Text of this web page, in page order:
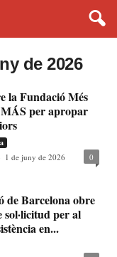
de 2026
la Fundació Més
per apropar
1 de juny de 2026 0
de Barcelona obre
sol·licitud per al
en...